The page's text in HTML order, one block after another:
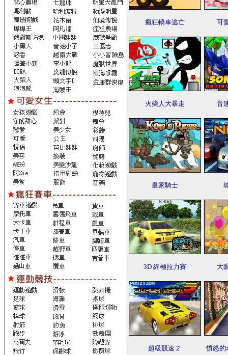
瘋狂轎車逃亡 可
火柴人大暴走 音
皇家騎士
3D 終極拉力賽 大
超級競速２ 憤怒的